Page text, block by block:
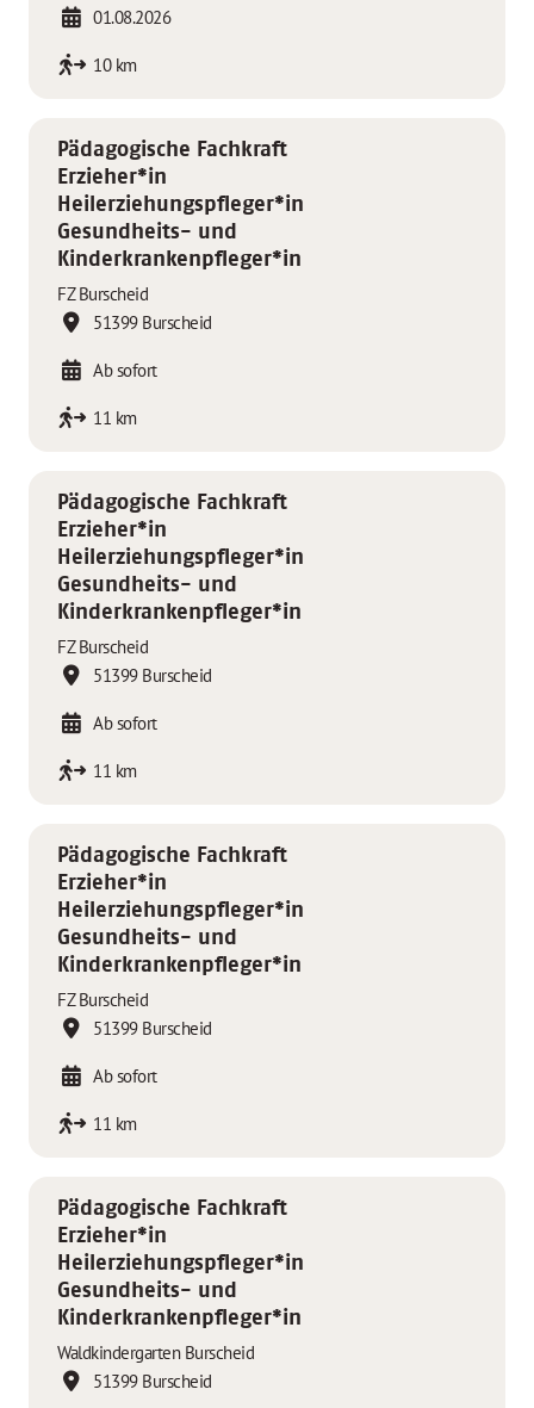
01.08.2026
10 km
Pädagogische Fachkraft
Erzieher*in
Heilerziehungspfleger*in
Gesundheits- und
Kinderkrankenpfleger*in
FZ Burscheid
51399 Burscheid
Ab sofort
11 km
Pädagogische Fachkraft
Erzieher*in
Heilerziehungspfleger*in
Gesundheits- und
Kinderkrankenpfleger*in
FZ Burscheid
51399 Burscheid
Ab sofort
11 km
Pädagogische Fachkraft
Erzieher*in
Heilerziehungspfleger*in
Gesundheits- und
Kinderkrankenpfleger*in
FZ Burscheid
51399 Burscheid
Ab sofort
11 km
Pädagogische Fachkraft
Erzieher*in
Heilerziehungspfleger*in
Gesundheits- und
Kinderkrankenpfleger*in
Waldkindergarten Burscheid
51399 Burscheid